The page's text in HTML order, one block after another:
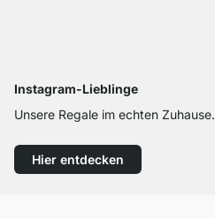
Instagram-Lieblinge
Unsere Regale im echten Zuhause.
Hier entdecken